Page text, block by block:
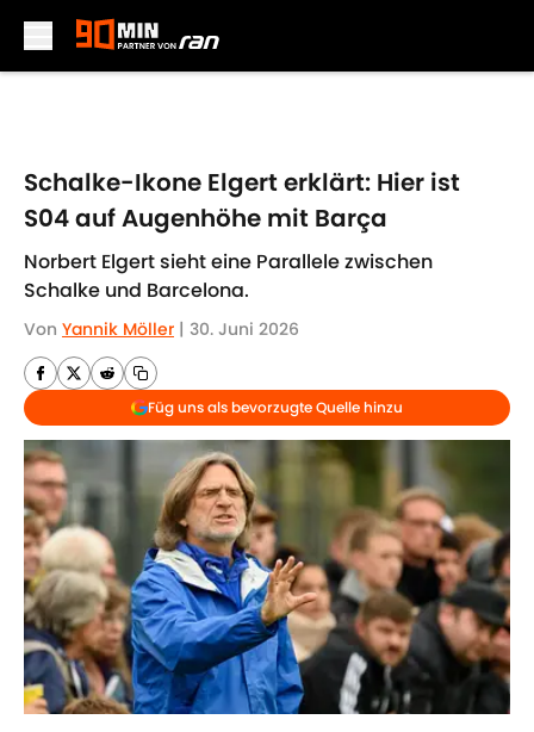
Schalke-Ikone Elgert erklärt: Hier ist
S04 auf Augenhöhe mit Barça
Norbert Elgert sieht eine Parallele zwischen
Schalke und Barcelona.
Von Yannik Möller | 30. Juni 2026
Füg uns als bevorzugte Quelle hinzu